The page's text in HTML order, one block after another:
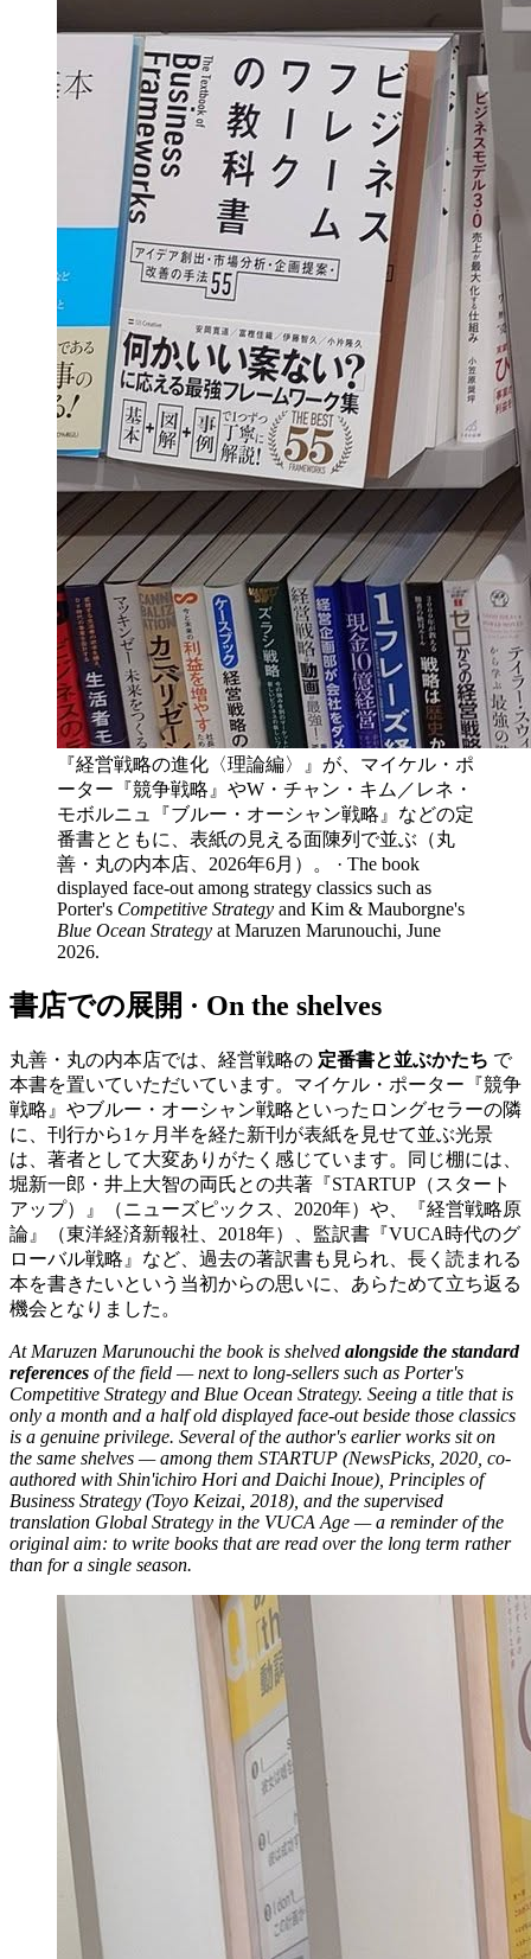
『経営戦略の進化〈理論編〉』が、マイケル・ポ
ーター『競争戦略』やW・チャン・キム／レネ・
モボルニュ『ブルー・オーシャン戦略』などの定
番書とともに、表紙の見える面陳列で並ぶ（丸
善・丸の内本店、2026年6月）。 · The book
displayed face-out among strategy classics such as
Porter's Competitive Strategy and Kim & Mauborgne's
Blue Ocean Strategy at Maruzen Marunouchi, June
2026.
書店での展開 · On the shelves
丸善・丸の内本店では、経営戦略の 定番書と並ぶかたち で
本書を置いていただいています。マイケル・ポーター『競争
戦略』やブルー・オーシャン戦略といったロングセラーの隣
に、刊行から1ヶ月半を経た新刊が表紙を見せて並ぶ光景
は、著者として大変ありがたく感じています。同じ棚には、
堀新一郎・井上大智の両氏との共著『STARTUP（スタート
アップ）』（ニューズピックス、2020年）や、『経営戦略原
論』（東洋経済新報社、2018年）、監訳書『VUCA時代のグ
ローバル戦略』など、過去の著訳書も見られ、長く読まれる
本を書きたいという当初からの思いに、あらためて立ち返る
機会となりました。
At Maruzen Marunouchi the book is shelved alongside the standard
references of the field — next to long-sellers such as Porter's
Competitive Strategy and Blue Ocean Strategy. Seeing a title that is
only a month and a half old displayed face-out beside those classics
is a genuine privilege. Several of the author's earlier works sit on
the same shelves — among them STARTUP (NewsPicks, 2020, co-
authored with Shin'ichiro Hori and Daichi Inoue), Principles of
Business Strategy (Toyo Keizai, 2018), and the supervised
translation Global Strategy in the VUCA Age — a reminder of the
original aim: to write books that are read over the long term rather
than for a single season.